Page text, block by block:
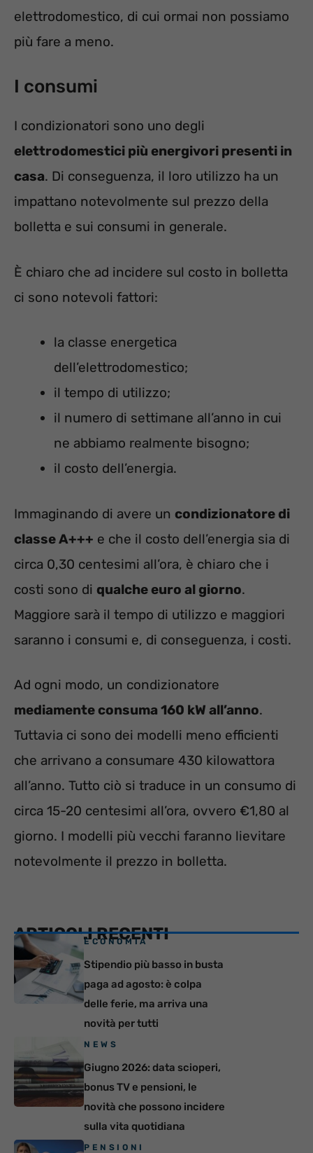
elettrodomestico, di cui ormai non possiamo
più fare a meno.
I consumi
I condizionatori sono uno degli
elettrodomestici più energivori presenti in
casa. Di conseguenza, il loro utilizzo ha un
impattano notevolmente sul prezzo della
bolletta e sui consumi in generale.
È chiaro che ad incidere sul costo in bolletta
ci sono notevoli fattori:
la classe energetica
dell’elettrodomestico;
il tempo di utilizzo;
il numero di settimane all’anno in cui
ne abbiamo realmente bisogno;
il costo dell’energia.
Immaginando di avere un condizionatore di
classe A+++ e che il costo dell’energia sia di
circa 0,30 centesimi all’ora, è chiaro che i
costi sono di qualche euro al giorno.
Maggiore sarà il tempo di utilizzo e maggiori
saranno i consumi e, di conseguenza, i costi.
Ad ogni modo, un condizionatore
mediamente consuma 160 kW all’anno.
Tuttavia ci sono dei modelli meno efficienti
che arrivano a consumare 430 kilowattora
all’anno. Tutto ciò si traduce in un consumo di
circa 15-20 centesimi all’ora, ovvero €1,80 al
giorno. I modelli più vecchi faranno lievitare
notevolmente il prezzo in bolletta.
ARTICOLI RECENTI
ECONOMIA
Stipendio più basso in busta
paga ad agosto: è colpa
delle ferie, ma arriva una
novità per tutti
NEWS
Giugno 2026: data scioperi,
bonus TV e pensioni, le
novità che possono incidere
sulla vita quotidiana
PENSIONI